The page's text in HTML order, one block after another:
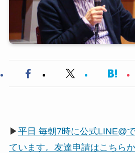
▶平日 毎朝7時に公式LINE@
ています。友達申請はこちらか